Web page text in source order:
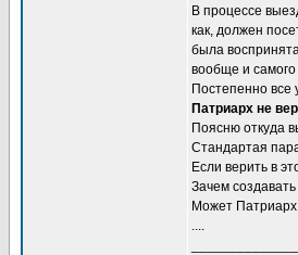
В процессе
как, должен
была
вообще и самого
Постепенно все
Патриарх не
Поясню откуда
Стандартая
Если верить в
Зачем
Может Патриарх
....